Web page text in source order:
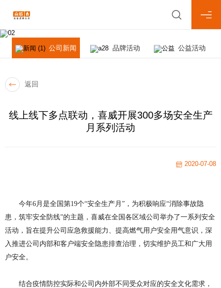
公司新闻 品牌活动 公益活动
返回
线上线下多点联动，喜威开展300多场安全生产
月系列活动
2020-07-08
今年6月是全国第19个“安全生产月”，为积极响应“消除事故隐
患，筑牢安全防线”的主题，喜威在全国各区域公司举办了一系列安全
活动，旨在提升公司应急救援能力、提高燃气用户安全用气意识，深
入推进公司内部和客户端安全隐患排查治理，切实维护员工和广大用
户安全。
结合疫情防控实际和公司内外部不同受众对应的安全文化需求，